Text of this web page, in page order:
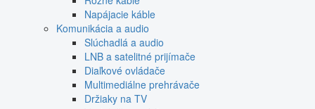
Napájacie káble
Komunikácia a audio
Slúchadlá a audio
LNB a satelitné prijímače
Diaľkové ovládače
Multimediálne prehrávače
Držiaky na TV